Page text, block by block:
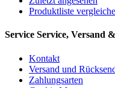
Produktliste
Service Service, Versand
Kontakt
Versand und
Zahlungsarten